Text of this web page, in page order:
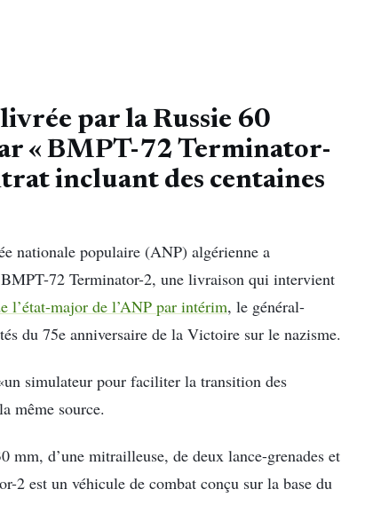
livrée par la Russie 60
« BMPT-72 Terminator-
incluant des centaines
nationale populaire (ANP) algérienne a
72 Terminator-2, une livraison qui intervient
l’état-major de l’ANP par intérim, le général-
du 75e anniversaire de la Victoire sur le nazisme.
simulateur pour faciliter la transition des
même source.
mm, d’une mitrailleuse, de deux lance-grenades et
2 est un véhicule de combat conçu sur la base du